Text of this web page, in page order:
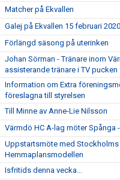
Matcher på Ekvallen
Galej på Ekvallen 15 februari 2020
Förlängd säsong på uterinken
Johan Sörman - Tränare inom
assisterande tränare i TV
Information om Extra
föreslagna till styrelsen
Till Minne av Anne-Lie Nilsson
Värmdö HC A-lag möter Spånga
Uppstartsmöte med
Hemmaplansmodellen
Isfritids denna vecka...